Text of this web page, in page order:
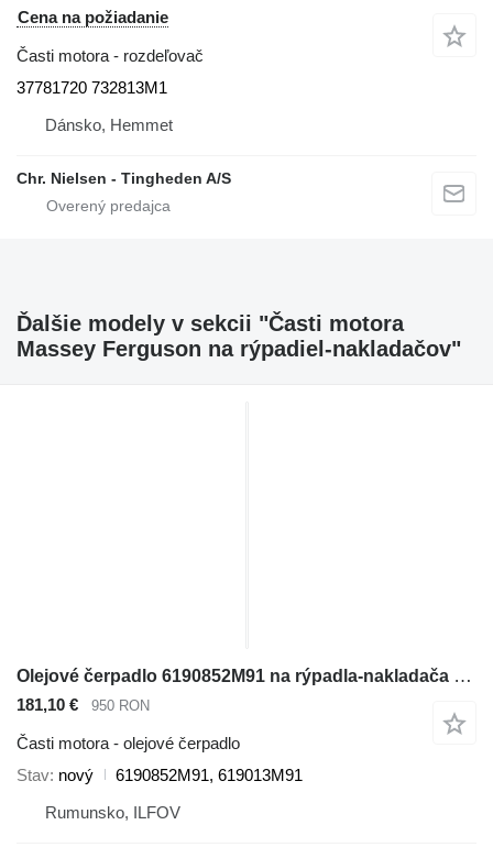
Cena na požiadanie
Časti motora - rozdeľovač
37781720 732813M1
Dánsko, Hemmet
Chr. Nielsen - Tingheden A/S
Ďalšie modely v sekcii "Časti motora
Massey Ferguson na rýpadiel-nakladačov"
Olejové čerpadlo 6190852M91 na rýpadla-nakladača Massey Ferguson Landini, Manitou
181,10 € 950 RON
Časti motora - olejové čerpadlo
Stav nový
6190852M91, 619013M91
Rumunsko, ILFOV